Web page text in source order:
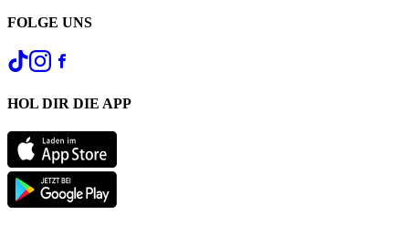
FOLGE UNS
HOL DIR DIE APP